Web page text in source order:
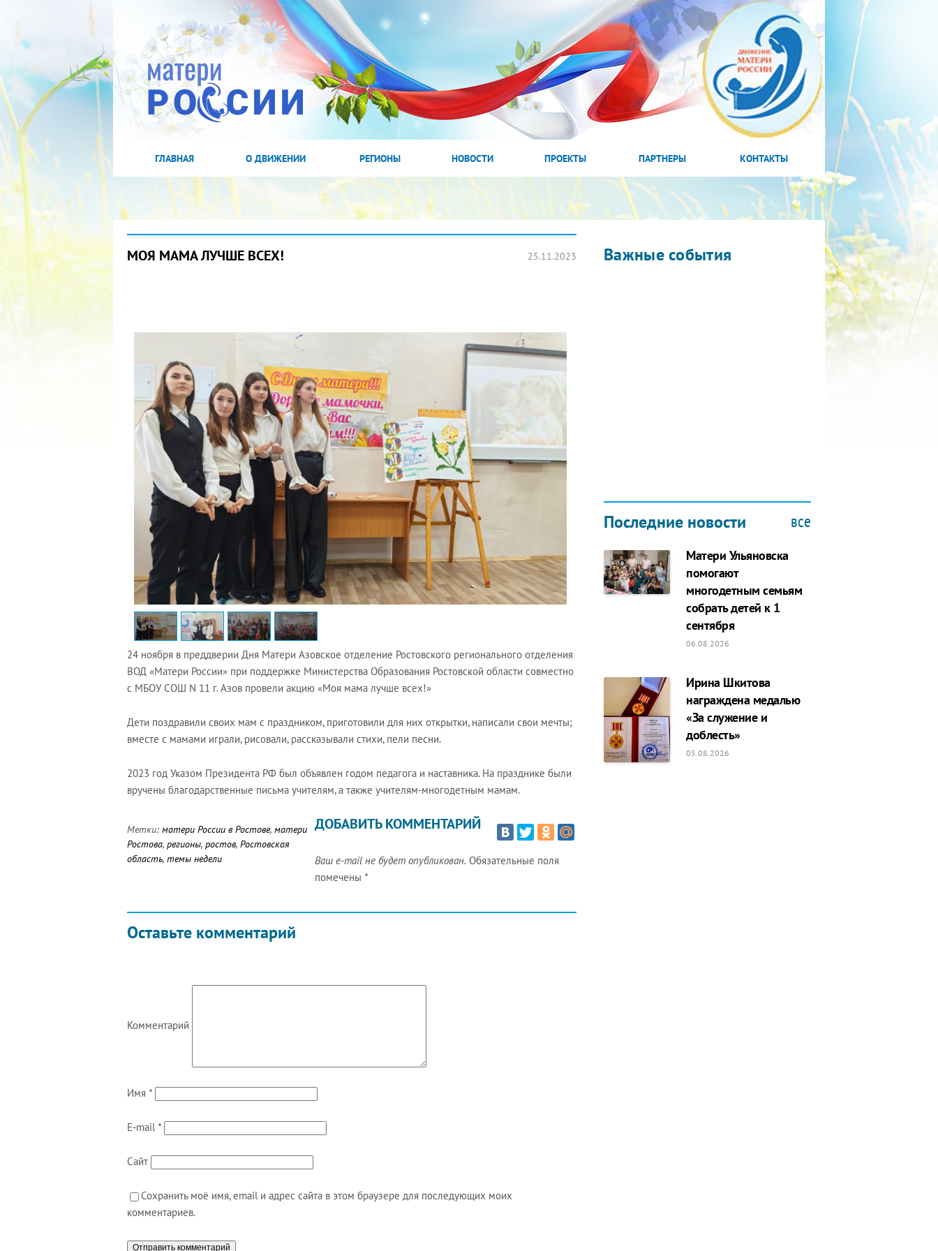
ГЛАВНАЯ О ДВИЖЕНИИ РЕГИОНЫ НОВОСТИ ПРОЕКТЫ ПАРТНЕРЫ КОНТАКТЫ
МОЯ МАМА ЛУЧШЕ ВСЕХ! 25.11.2023
24 ноября в преддверии Дня Матери Азовское отделение Ростовского регионального отделения
ВОД «Матери России» при поддержке Министерства Образования Ростовской области совместно
с МБОУ СОШ N 11 г. Азов провели акцию «Моя мама лучше всех!»
Дети поздравили своих мам с праздником, приготовили для них открытки, написали свои мечты;
вместе с мамами играли, рисовали, рассказывали стихи, пели песни.
2023 год Указом Президента РФ был объявлен годом педагога и наставника. На празднике были
вручены благодарственные письма учителям, а также учителям-многодетным мамам.
Метки: матери России в Ростове, матери
Ростова, регионы, ростов, Ростовская
область, темы недели
Оставьте комментарий
ДОБАВИТЬ КОММЕНТАРИЙ
Ваш e-mail не будет опубликован. Обязательные поля
помечены *
Комментарий
Имя *
E-mail *
Сайт
Сохранить моё имя, email и адрес сайта в этом браузере для последующих моих
комментариев.
Важные события
2022 ГОД ПРОВОЗГЛАШЕН ГОДОМ
МАТЕРИ В ЯКУТИИ
19.12.2021
Последние новости все
Матери Ульяновска
помогают
многодетным семьям
собрать детей к 1
сентября
06.08.2026
Ирина Шкитова
награждена медалью
«За служение и
доблесть»
05.08.2026